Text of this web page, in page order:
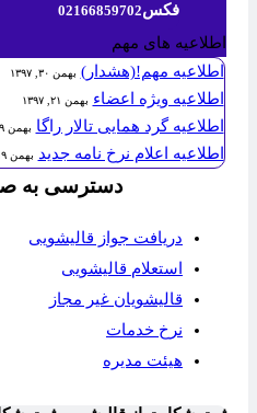
فکس02166859702
اطلاعیه های مهم
اطلاعیه مهم!(هشدار) بهمن ۳۰, ۱۳۹۷
اطلاعیه ویژه اعضاء بهمن ۲۱, ۱۳۹۷
اطلاعیه گرد همایی تالار راگا بهمن ۱۹, ۱۳۹۷
اطلاعیه اعلام نرخ نامه جدید بهمن ۱۹, ۱۳۹۷
دسترسی به
دریافت جواز قالیشویی
استعلام قالیشویی
قالیشویان غیر مجاز
نرخ خدمات
هیئت مدیره